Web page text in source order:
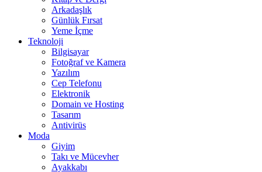
Arkadaşlık
Günlük Fırsat
Yeme İçme
Teknoloji
Bilgisayar
Fotoğraf ve Kamera
Yazılım
Cep Telefonu
Elektronik
Domain ve Hosting
Tasarım
Antivirüs
Moda
Giyim
Takı ve Mücevher
Ayakkabı